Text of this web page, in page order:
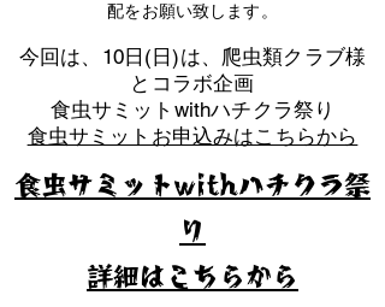
配をお願い致します。
​今回は、10日(日)は、爬虫類クラブ様
とコラボ企画
​食虫サミットwithハチクラ祭り
食虫サミットお申込みはこちらから
食虫サミットwithハチクラ祭
り
​詳細はこちらから